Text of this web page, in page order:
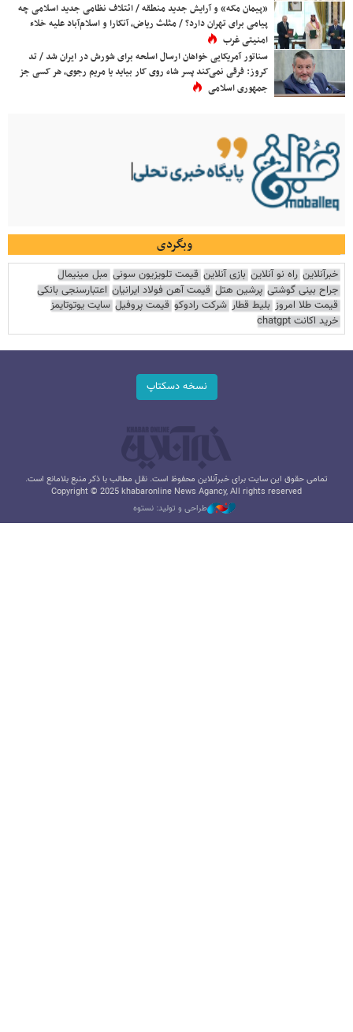
«پیمان مکه» و آرایش جدید منطقه / ائتلاف نظامی جدید اسلامی چه
پیامی برای تهران دارد؟ / مثلث ریاض، آنکارا و اسلام‌آباد علیه خلاء
امنیتی غرب
سناتور آمریکایی خواهان ارسال اسلحه برای شورش در ایران شد / تد
کروز: فرقی نمی‌کند پسر شاه روی کار بیاید یا مریم رجوی، هر کسی جز
جمهوری اسلامی
وبگردی
خبرآنلاین راه نو آنلاین بازی آنلاین قیمت تلویزیون سونی مبل مینیمال
جراح بینی گوشتی پرشین هتل قیمت آهن فولاد ایرانیان اعتبارسنجی بانکی
قیمت طلا امروز بلیط قطار شرکت رادوکو قیمت پروفیل سایت یوتوتایمز
خرید اکانت chatgpt
نسخه دسکتاپ
تمامی حقوق این سایت برای خبرآنلاین محفوظ است. نقل مطالب با ذکر منبع بلامانع است.
Copyright © 2025 khabaronline News Agancy, All rights reserved
طراحی و تولید: نستوه